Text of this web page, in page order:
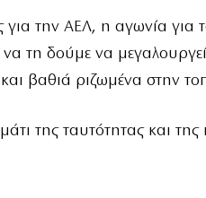
την ΑΕΛ, η αγωνία για το
να τη δούμε να
βαθιά ριζωμένα στην
της ταυτότητας και της